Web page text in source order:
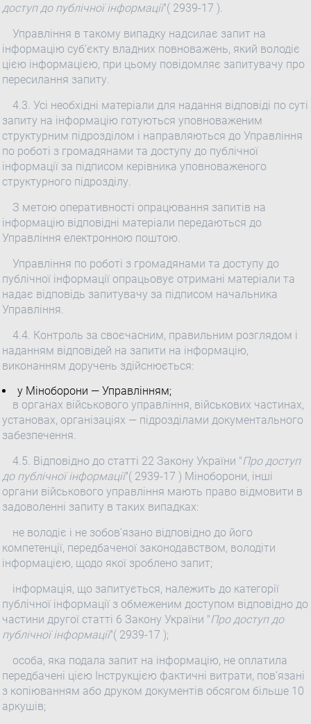
доступ до публічної інформації"( 2939-17 ).
Управління в такому випадку надсилає запит на
інформацію суб’єкту владних повноважень, який володіє
цією інформацією, при цьому повідомляє запитувачу про
пересилання запиту.
4.3. Усі необхідні матеріали для надання відповіді по суті
запиту на інформацію готуються уповноваженим
структурним підрозділом і направляються до Управління
по роботі з громадянами та доступу до публічної
інформації за підписом керівника уповноваженого
структурного підрозділу.
З метою оперативності опрацювання запитів на
інформацію відповідні матеріали передаються до
Управління електронною поштою.
Управління по роботі з громадянами та доступу до
публічної інформації опрацьовує отримані матеріали та
надає відповідь запитувачу за підписом начальника
Управління.
4.4. Контроль за своєчасним, правильним розглядом і
наданням відповідей на запити на інформацію,
виконанням доручень здійснюється:
у Міноборони — Управлінням;
в органах військового управління, військових частинах,
установах, організаціях — підрозділами документального
забезпечення.
4.5. Відповідно до статті 22 Закону України "Про доступ
до публічної інформації"( 2939-17 ) Міноборони, інші
органи військового управління мають право відмовити в
задоволенні запиту в таких випадках:
не володіє і не зобов’язано відповідно до його
компетенції, передбаченої законодавством, володіти
інформацією, щодо якої зроблено запит;
інформація, що запитується, належить до категорії
публічної інформації з обмеженим доступом відповідно до
частини другої статті 6 Закону України "Про доступ до
публічної інформації"( 2939-17 );
особа, яка подала запит на інформацію, не оплатила
передбачені цією Інструкцією фактичні витрати, пов’язані
з копіюванням або друком документів обсягом більше 10
аркушів;